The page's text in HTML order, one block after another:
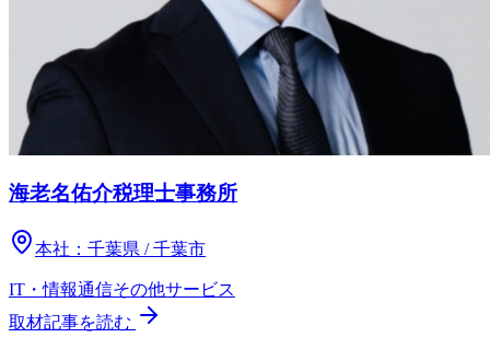
海老名佑介税理士事務所
本社： 千葉県 / 千葉市
IT・情報通信その他サービス
取材記事を読む